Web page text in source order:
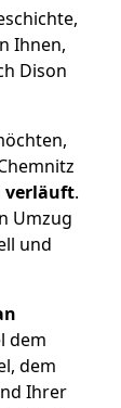
Ihnen,
Dison
verläuft.
Umzug
und
dem
dem
Ihrer